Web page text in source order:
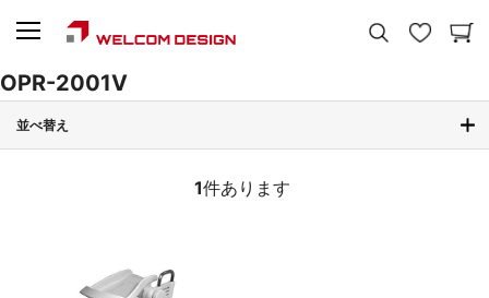
OPR-2001V
並べ替え
1件あります